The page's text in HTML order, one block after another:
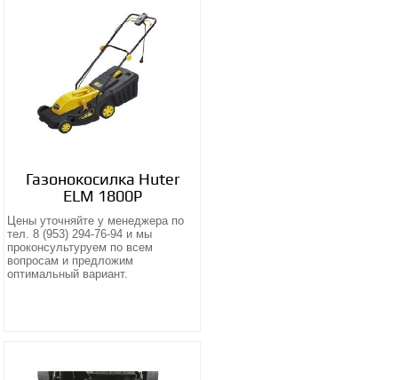
Газонокосилка Huter
ELM 1800P
Цены уточняйте у менеджера по
тел. 8 (953) 294-76-94 и мы
проконсультуруем по всем
вопросам и предложим
оптимальный вариант.